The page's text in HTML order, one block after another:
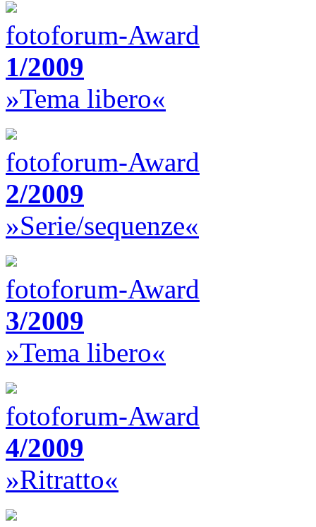
fotoforum-Award
1/2009
»Tema libero«
fotoforum-Award
2/2009
»Serie/sequenze«
fotoforum-Award
3/2009
»Tema libero«
fotoforum-Award
4/2009
»Ritratto«